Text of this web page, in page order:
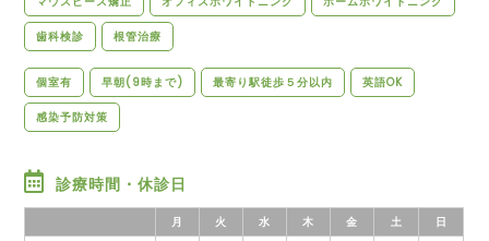
歯科検診 根管治療
個室有 早朝(9時まで) 最寄り駅徒歩５分以内 英語OK
感染予防対策
診療時間・休診日
月 火 水 木 金 土
日